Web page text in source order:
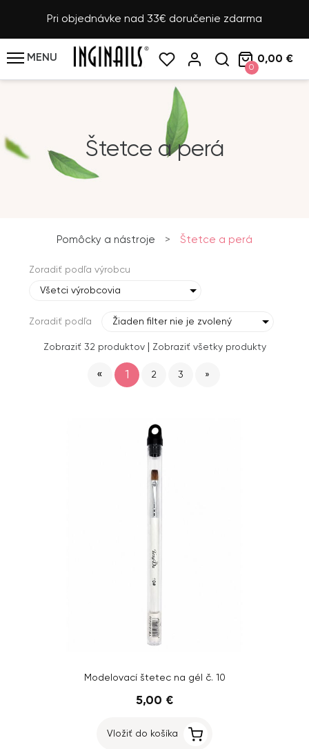
Pri objednávke nad 33€ doručenie zdarma
MENU
0
0,00 €
Štetce a perá
Pomôcky a nástroje > Štetce a perá
Zoradiť podľa výrobcu
Všetci výrobcovia
Zoradiť podľa Žiaden filter nie je zvolený
Zobraziť 32 produktov| Zobraziť všetky produkty
« 1 2 3 »
Modelovací štetec na gél č. 10
5,00 €
Vložiť do košíka